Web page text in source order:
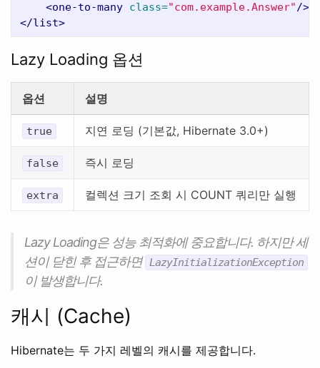
<one-to-many class="com.example.Answer"/>
</list>
Lazy Loading 옵션
옵션 설명
true 지연 로딩 (기본값, Hibernate 3.0+)
false 즉시 로딩
extra 컬렉션 크기 조회 시 COUNT 쿼리만 실행
Lazy Loading은 성능 최적화에 중요합니다. 하지만 세
션이 닫힌 후 접근하면 LazyInitializationException
이 발생합니다.
캐시 (Cache)
Hibernate는 두 가지 레벨의 캐시를 제공합니다.